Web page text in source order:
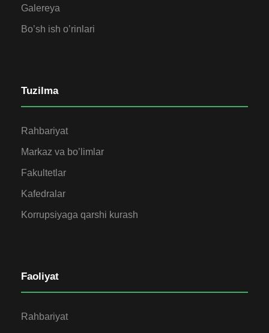
Galereya
Bo’sh ish o’rinlari
Tuzilma
Rahbariyat
Markaz va bo’limlar
Fakultetlar
Kafedralar
Korrupsiyaga qarshi kurash
Faoliyat
Rahbariyat